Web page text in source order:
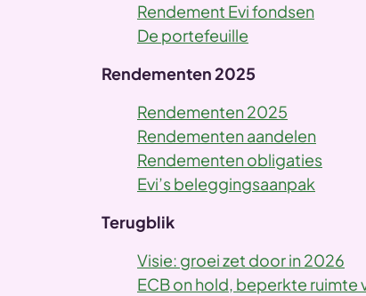
Rendement Evi fondsen
De portefeuille
Rendementen 2025
Rendementen 2025
Rendementen aandelen
Rendementen obligaties
Evi’s beleggingsaanpak
Terugblik
Visie: groei zet door in 2026
ECB on hold, beperkte ruimte
Vorige